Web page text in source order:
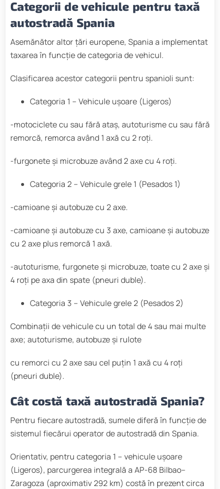
Categorii de vehicule pentru taxă
autostradă Spania
Asemănător altor țări europene, Spania a implementat
taxarea în funcție de categoria de vehicul.
Clasificarea acestor categorii pentru spanioli sunt:
Categoria 1 – Vehicule uşoare (Ligeros)
-motociclete cu sau fără ataş, autoturisme cu sau fără
remorcă, remorca având 1 axă cu 2 roţi.
-furgonete şi microbuze având 2 axe cu 4 roţi.
Categoria 2 – Vehicule grele 1 (Pesados 1)
-camioane şi autobuze cu 2 axe.
-camioane şi autobuze cu 3 axe, camioane şi autobuze
cu 2 axe plus remorcă 1 axă.
-autoturisme, furgonete şi microbuze, toate cu 2 axe şi
4 roţi pe axa din spate (pneuri duble).
Categoria 3 – Vehicule grele 2 (Pesados 2)
Combinaţii de vehicule cu un total de 4 sau mai multe
axe; autoturisme, autobuze și rulote
cu remorci cu 2 axe sau cel puţin 1 axă cu 4 roţi
(pneuri duble).
Cât costă taxă autostradă Spania?
Pentru fiecare autostradă, sumele diferă în funcție de
sistemul fiecărui operator de autostradă din Spania.
Orientativ, pentru categoria 1 – vehicule ușoare
(Ligeros), parcurgerea integrală a AP-68 Bilbao–
Zaragoza (aproximativ 292 km) costă în prezent circa